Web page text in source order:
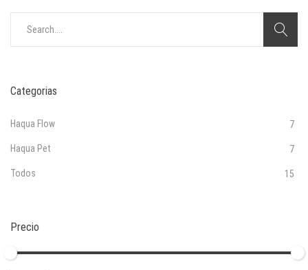
Categorias
Haqua Flow 7
Haqua Pet 7
Todos 15
Precio